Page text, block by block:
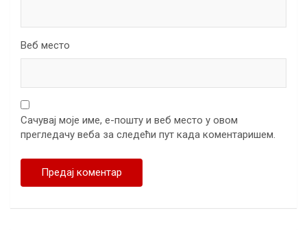
Веб место
Сачувај моје име, е-пошту и веб место у овом
прегледачу веба за следећи пут када коментаришем.